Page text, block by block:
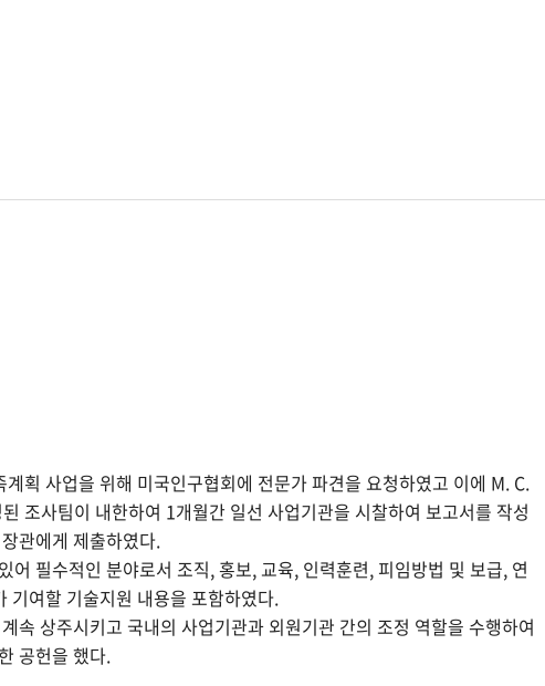
획 사업을 위해 미국인구협회에 전문가 파견을 요청하였고 이에 M. C.
조사팀이 내한하여 1개월간 일선 사업기관을 시찰하여 보고서를 작성
관에게 제출하였다.
어 필수적인 분야로서 조직, 홍보, 교육, 인력훈련, 피임방법 및 보급, 연
기여할 기술지원 내용을 포함하였다.
속 상주시키고 국내의 사업기관과 외원기관 간의 조정 역할을 수행하여
공헌을 했다.